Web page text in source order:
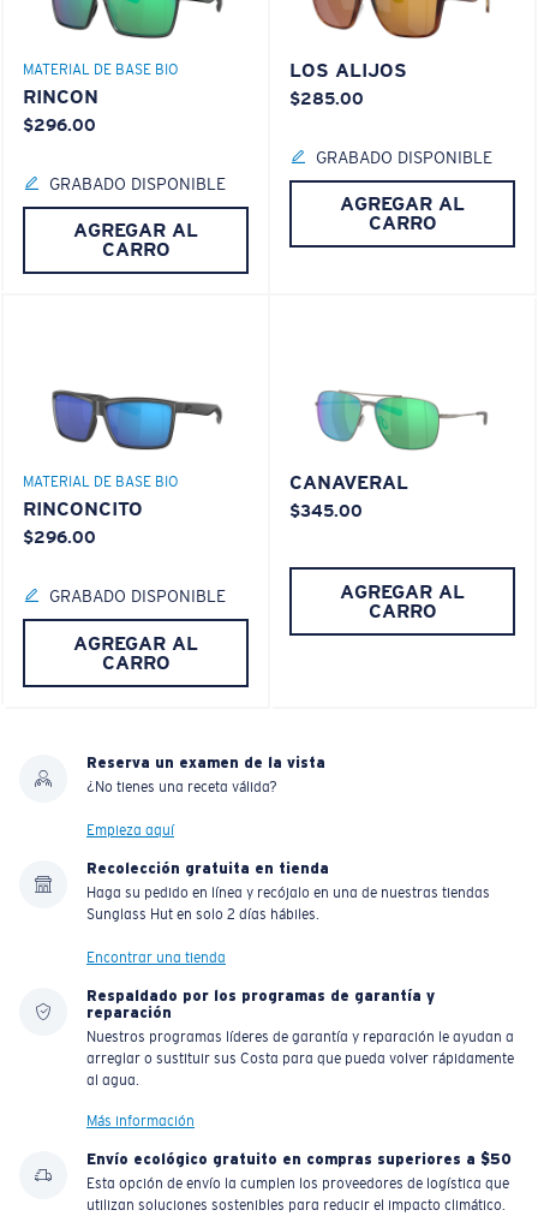
MATERIAL DE BASE BIO
RINCON
$296.00
GRABADO DISPONIBLE
AGREGAR AL
CARRO
LOS ALIJOS
$285.00
GRABADO DISPONIBLE
AGREGAR AL
CARRO
MATERIAL DE BASE BIO
RINCONCITO
$296.00
GRABADO DISPONIBLE
AGREGAR AL
CARRO
CANAVERAL
$345.00
AGREGAR AL
CARRO
Reserva un examen de la vista
¿No tienes una receta válida?
Empieza aquí
Recolección gratuita en tienda
Haga su pedido en línea y recójalo en una de nuestras tiendas
Sunglass Hut en solo 2 días hábiles.
Encontrar una tienda
Respaldado por los programas de garantía y
reparación
Nuestros programas líderes de garantía y reparación le ayudan a
arreglar o sustituir sus Costa para que pueda volver rápidamente
al agua.
Más información
Envío ecológico gratuito en compras superiores a $50
Esta opción de envío la cumplen los proveedores de logística que
utilizan soluciones sostenibles para reducir el impacto climático.